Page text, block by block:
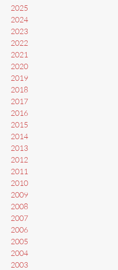
2025
2024
2023
2022
2021
2020
2019
2018
2017
2016
2015
2014
2013
2012
2011
2010
2009
2008
2007
2006
2005
2004
2003